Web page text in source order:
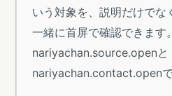
いう対象を、説明だけでな
一緒に首屏で確認できます
nariyachan.source.openと
nariyachan.contact.openで